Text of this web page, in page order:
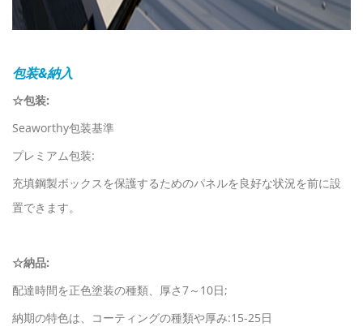
包装&納入
☆包装:
Seaworthy包装基準
プレミアム包装:
充填鋼製ボックスを保護するためのパネルを良好な状況を前に設
置できます。
☆納品:
配達時間を正色塗装の種類、厚さ7～10日;
納期の特色は、コーティングの種類や厚み:15-25日